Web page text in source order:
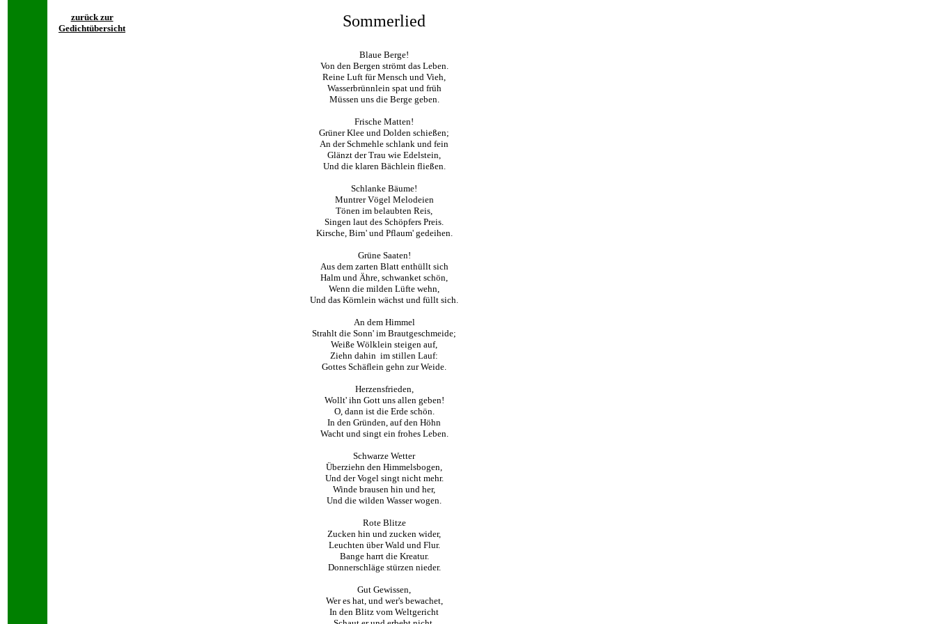
zurück zur
Gedichtübersicht
Sommerlied
Blaue Berge!
Von den Bergen strömt das Leben.
Reine Luft für Mensch und Vieh,
Wasserbrünnlein spat und früh
Müssen uns die Berge geben.
Frische Matten!
Grüner Klee und Dolden schießen;
An der Schmehle schlank und fein
Glänzt der Trau wie Edelstein,
Und die klaren Bächlein fließen.
Schlanke Bäume!
Muntrer Vögel Melodeien
Tönen im belaubten Reis,
Singen laut des Schöpfers Preis.
Kirsche, Birn' und Pflaum' gedeihen.
Grüne Saaten!
Aus dem zarten Blatt enthüllt sich
Halm und Ähre, schwanket schön,
Wenn die milden Lüfte wehn,
Und das Körnlein wächst und füllt sich.
An dem Himmel
Strahlt die Sonn' im Brautgeschmeide;
Weiße Wölklein steigen auf,
Ziehn dahin im stillen Lauf:
Gottes Schäflein gehn zur Weide.
Herzensfrieden,
Wollt' ihn Gott uns allen geben!
O, dann ist die Erde schön.
In den Gründen, auf den Höhn
Wacht und singt ein frohes Leben.
Schwarze Wetter
Überziehn den Himmelsbogen,
Und der Vogel singt nicht mehr.
Winde brausen hin und her,
Und die wilden Wasser wogen.
Rote Blitze
Zucken hin und zucken wider,
Leuchten über Wald und Flur.
Bange harrt die Kreatur.
Donnerschläge stürzen nieder.
Gut Gewissen,
Wer es hat, und wer's bewachet,
In den Blitz vom Weltgericht